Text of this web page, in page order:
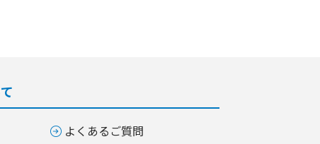
よくあるご質問